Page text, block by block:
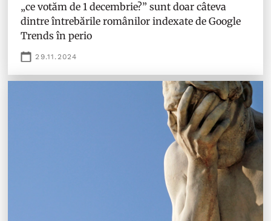
„ce votăm de 1 decembrie?” sunt doar câteva
dintre întrebările românilor indexate de Google
Trends în perio
29.11.2024